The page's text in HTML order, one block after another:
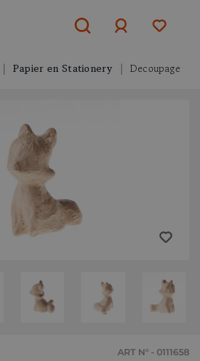
ofaanmelden
Papier en Stationery Decoupage
ART N° - 0111658